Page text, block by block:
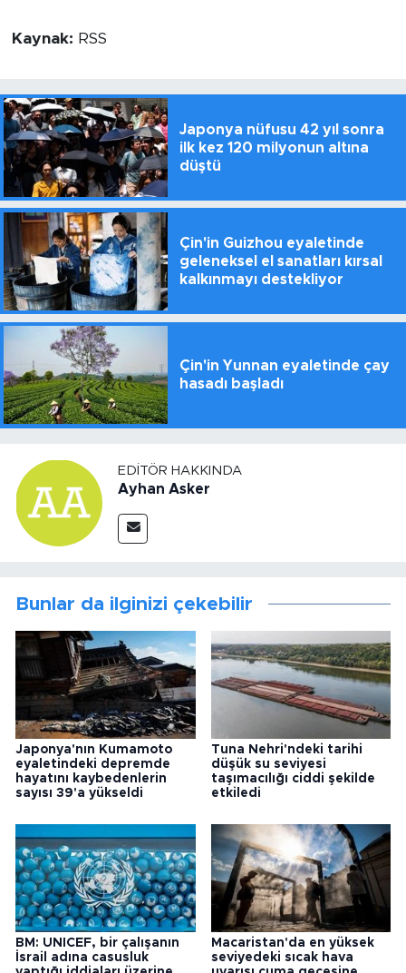
Kaynak: RSS
Japonya nüfusu 42 yıl sonra
ilk kez 120 milyonun altına
düştü
Çin'in Guizhou eyaletinde
geleneksel el sanatları kırsal
kalkınmayı destekliyor
Çin'in Yunnan eyaletinde çay
hasadı başladı
EDITÖR HAKKINDA
Ayhan Asker
Bunlar da ilginizi çekebilir
Japonya'nın Kumamoto
eyaletindeki depremde
hayatını kaybedenlerin
sayısı 39'a yükseldi
Tuna Nehri'ndeki tarihi
düşük su seviyesi
taşımacılığı ciddi şekilde
etkiledi
BM: UNICEF, bir çalışanın
İsrail adına casusluk
Macaristan'da en yüksek
seviyedeki sıcak hava